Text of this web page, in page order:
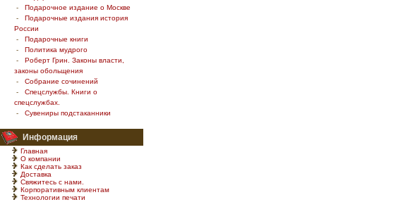
- Подарочное издание о Москве
- Подарочные издания история
России
- Подарочные книги
- Политика мудрого
- Роберт Грин. Законы власти,
законы обольщения
- Собрание сочинений
- Спецслужбы. Книги о
спецслужбах.
- Сувениры подстаканники
Информация
Главная
О компании
Как сделать заказ
Доставка
Свяжитесь с нами.
Корпоративным клиентам
Технологии печати